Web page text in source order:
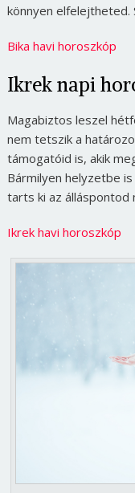
könnyen elfelejtheted.
Bika havi horoszkóp
Ikrek napi
Magabiztos leszel
nem tetszik a
támogatóid is, akik
Bármilyen helyzetbe
tarts ki az álláspontod
Ikrek havi horoszkóp